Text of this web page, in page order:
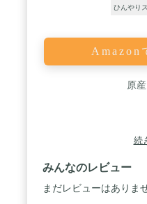
ひんやり
Amazon
原
続
みんなのレビュー
まだレビューはありま